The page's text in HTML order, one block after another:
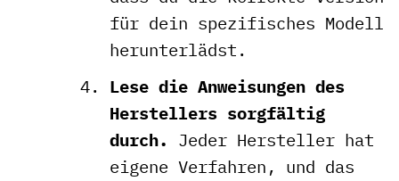
für dein spezifisches Modell
herunterlädst.
Lese die Anweisungen des
Herstellers sorgfältig
durch. Jeder Hersteller hat
eigene Verfahren, und das